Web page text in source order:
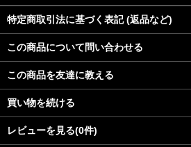
特定商取引法に基づく表記 (返品など)
この商品について問い合わせる
この商品を友達に教える
買い物を続ける
レビューを見る(0件)